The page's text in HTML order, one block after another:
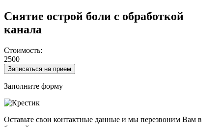
Снятие острой боли с обработкой
канала
Стоимость:
2500
Записаться на прием
Заполните форму
Оставьте свои контактные данные и мы перезвоним Вам в